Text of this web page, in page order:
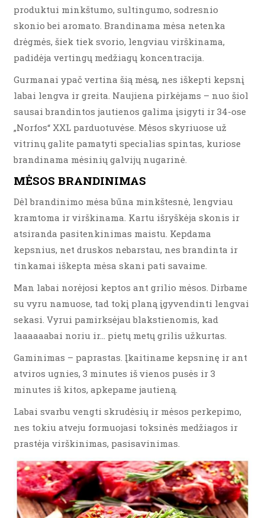
produktui minkštumo, sultingumo, sodresnio
skonio bei aromato. Brandinama mėsa netenka
drėgmės, šiek tiek svorio, lengviau virškinama,
padidėja vertingų medžiagų koncentracija.
Gurmanai ypač vertina šią mėsą, nes iškepti kepsnį
labai lengva ir greita. Naujiena pirkėjams – nuo šiol
sausai brandintos jautienos galima įsigyti ir 34-ose
„Norfos“ XXL parduotuvėse. Mėsos skyriuose už
vitrinų galite pamatyti specialias spintas, kuriose
brandinama mėsinių galvijų nugarinė.
MĖSOS BRANDINIMAS
Dėl brandinimo mėsa būna minkštesnė, lengviau
kramtoma ir virškinama. Kartu išryškėja skonis ir
atsiranda pasitenkinimas maistu. Kepdama
kepsnius, net druskos nebarstau, nes brandinta ir
tinkamai iškepta mėsa skani pati savaime.
Man labai norėjosi keptos ant grilio mėsos. Dirbame
su vyru namuose, tad tokį planą įgyvendinti lengvai
sekasi. Vyrui pamirksėjau blakstienomis, kad
laaaaaabai noriu ir… pietų metų grilis užkurtas.
Gaminimas – paprastas. Įkaitiname kepsninę ir ant
atviros ugnies, 3 minutes iš vienos pusės ir 3
minutes iš kitos, apkepame jautieną.
Labai svarbu vengti skrudėsių ir mėsos perkepimo,
nes tokiu atveju formuojasi toksinės medžiagos ir
prastėja virškinimas, pasisavinimas.